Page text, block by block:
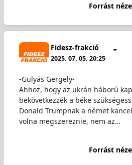
Forrást
Fidesz-frakció
2025. 07. 05. 20:25
-Gulyás Gergely-
Ahhoz, hogy az ukrán háború
bekövetkezzék a béke
Donald Trumpnak a német
volna megszereznie, nem az…
Forrást